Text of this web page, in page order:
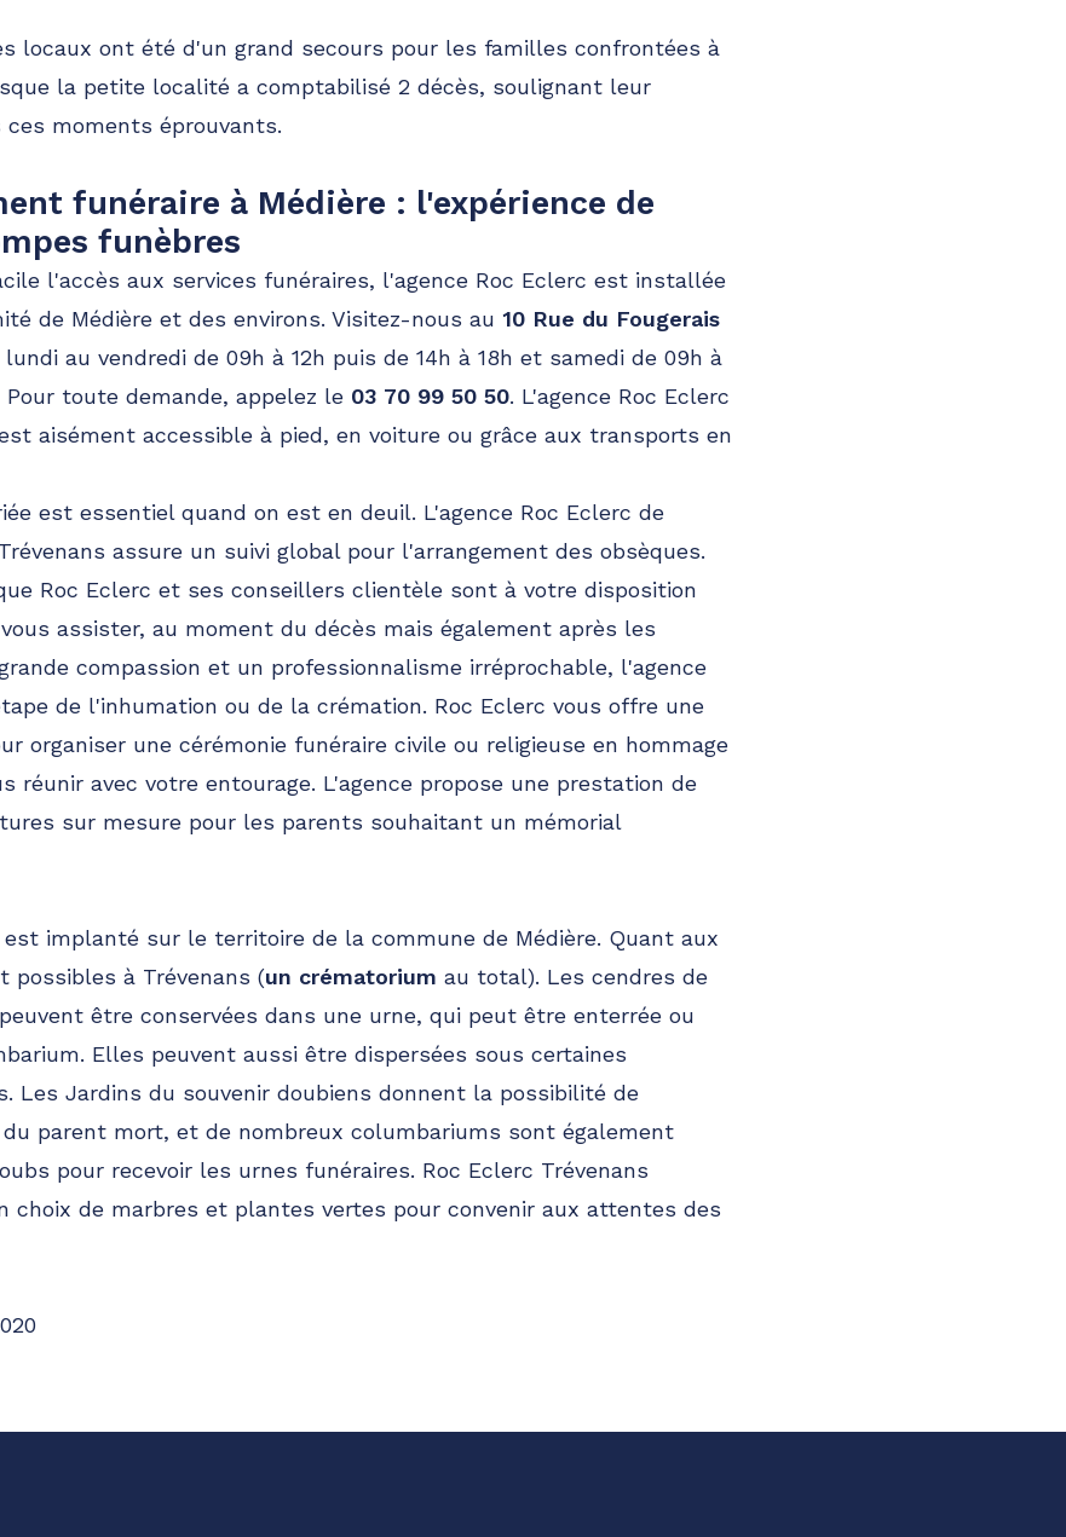
locaux ont été d'un grand secours pour les familles confrontées à
la petite localité a comptabilisé 2 décès, soulignant leur
moments éprouvants.
funéraire à Médière : l'expérience de
funèbres
l'accès aux services funéraires, l'agence Roc Eclerc est installée
de Médière et des environs. Visitez-nous au 10 Rue du Fougerais
lundi au vendredi de 09h à 12h puis de 14h à 18h et samedi de 09h à
Pour toute demande, appelez le 03 70 99 50 50. L'agence Roc Eclerc
aisément accessible à pied, en voiture ou grâce aux transports en
est essentiel quand on est en deuil. L'agence Roc Eclerc de
assure un suivi global pour l'arrangement des obsèques.
Roc Eclerc et ses conseillers clientèle sont à votre disposition
assister, au moment du décès mais également après les
compassion et un professionnalisme irréprochable, l'agence
de l'inhumation ou de la crémation. Roc Eclerc vous offre une
organiser une cérémonie funéraire civile ou religieuse en hommage
réunir avec votre entourage. L'agence propose une prestation de
sur mesure pour les parents souhaitant un mémorial
implanté sur le territoire de la commune de Médière. Quant aux
possibles à Trévenans (un crématorium au total). Les cendres de
être conservées dans une urne, qui peut être enterrée ou
Elles peuvent aussi être dispersées sous certaines
Les Jardins du souvenir doubiens donnent la possibilité de
parent mort, et de nombreux columbariums sont également
pour recevoir les urnes funéraires. Roc Eclerc Trévenans
choix de marbres et plantes vertes pour convenir aux attentes des